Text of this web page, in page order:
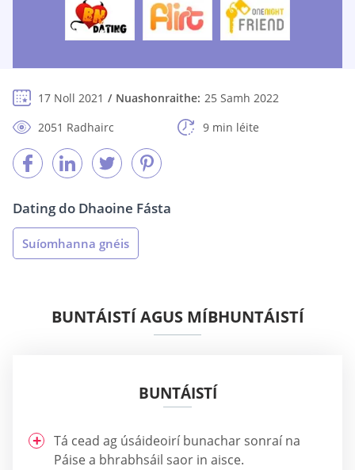
17 Noll 2021 Nuashonraithe: 25 Samh 2022
2051 Radhairc
9 min léite
Dating do Dhaoine Fásta
Suíomhanna gnéis
BUNTÁISTÍ AGUS MÍBHUNTÁISTÍ
BUNTÁISTÍ
Tá cead ag úsáideoirí bunachar sonraí na
Páise a bhrabhsáil saor in aisce.